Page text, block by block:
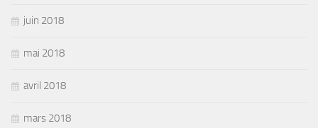
juin 2018
mai 2018
avril 2018
mars 2018